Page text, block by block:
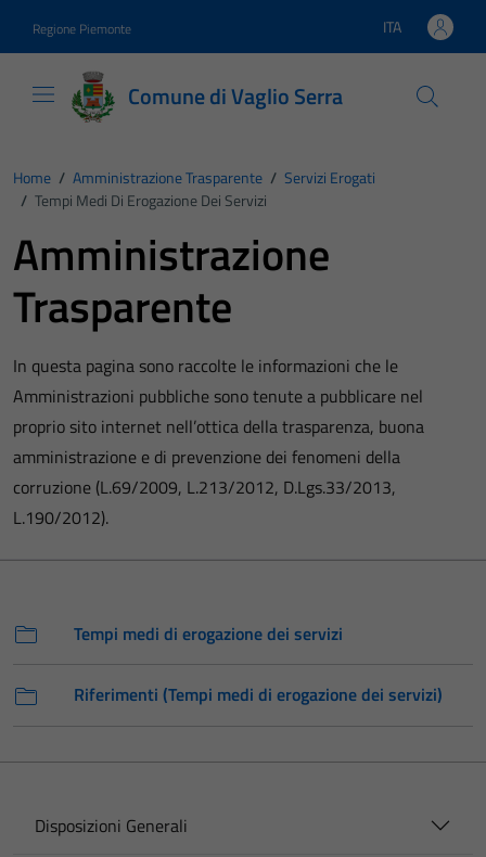
Regione Piemonte Lingua attiva:
ITA
Comune di Vaglio Serra
Home / Amministrazione Trasparente / Servizi Erogati
/ Tempi Medi Di Erogazione Dei Servizi
Amministrazione
Trasparente
In questa pagina sono raccolte le informazioni che le
Amministrazioni pubbliche sono tenute a pubblicare nel
proprio sito internet nell’ottica della trasparenza, buona
amministrazione e di prevenzione dei fenomeni della
corruzione (L.69/2009, L.213/2012, D.Lgs.33/2013,
L.190/2012).
Tempi medi di erogazione dei servizi
Riferimenti (Tempi medi di erogazione dei servizi)
Disposizioni Generali